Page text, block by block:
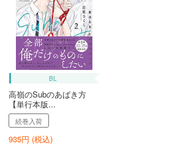
BL
高嶺のSubのあばき方
【単行本版...
続巻入荷
935円 (税込)